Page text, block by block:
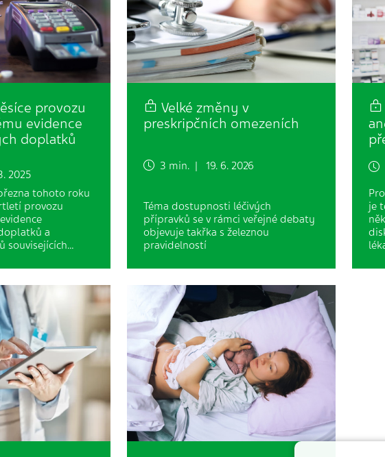
provozu
evidence
doplatků
2025
tohoto roku
provozu
a
souvisejících…
Velké změny v
preskripčních omezeních
3 min. | 19. 6. 2026
Téma dostupnosti léčivých
přípravků se v rámci veřejné debaty
objevuje takřka s železnou
pravidelností
je